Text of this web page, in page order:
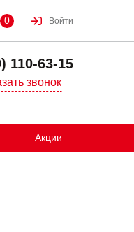
0 Войти
110-63-15
звонок
Акции